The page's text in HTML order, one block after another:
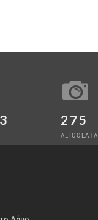
275
ΑΞΙΟΘΕΑΤΑ